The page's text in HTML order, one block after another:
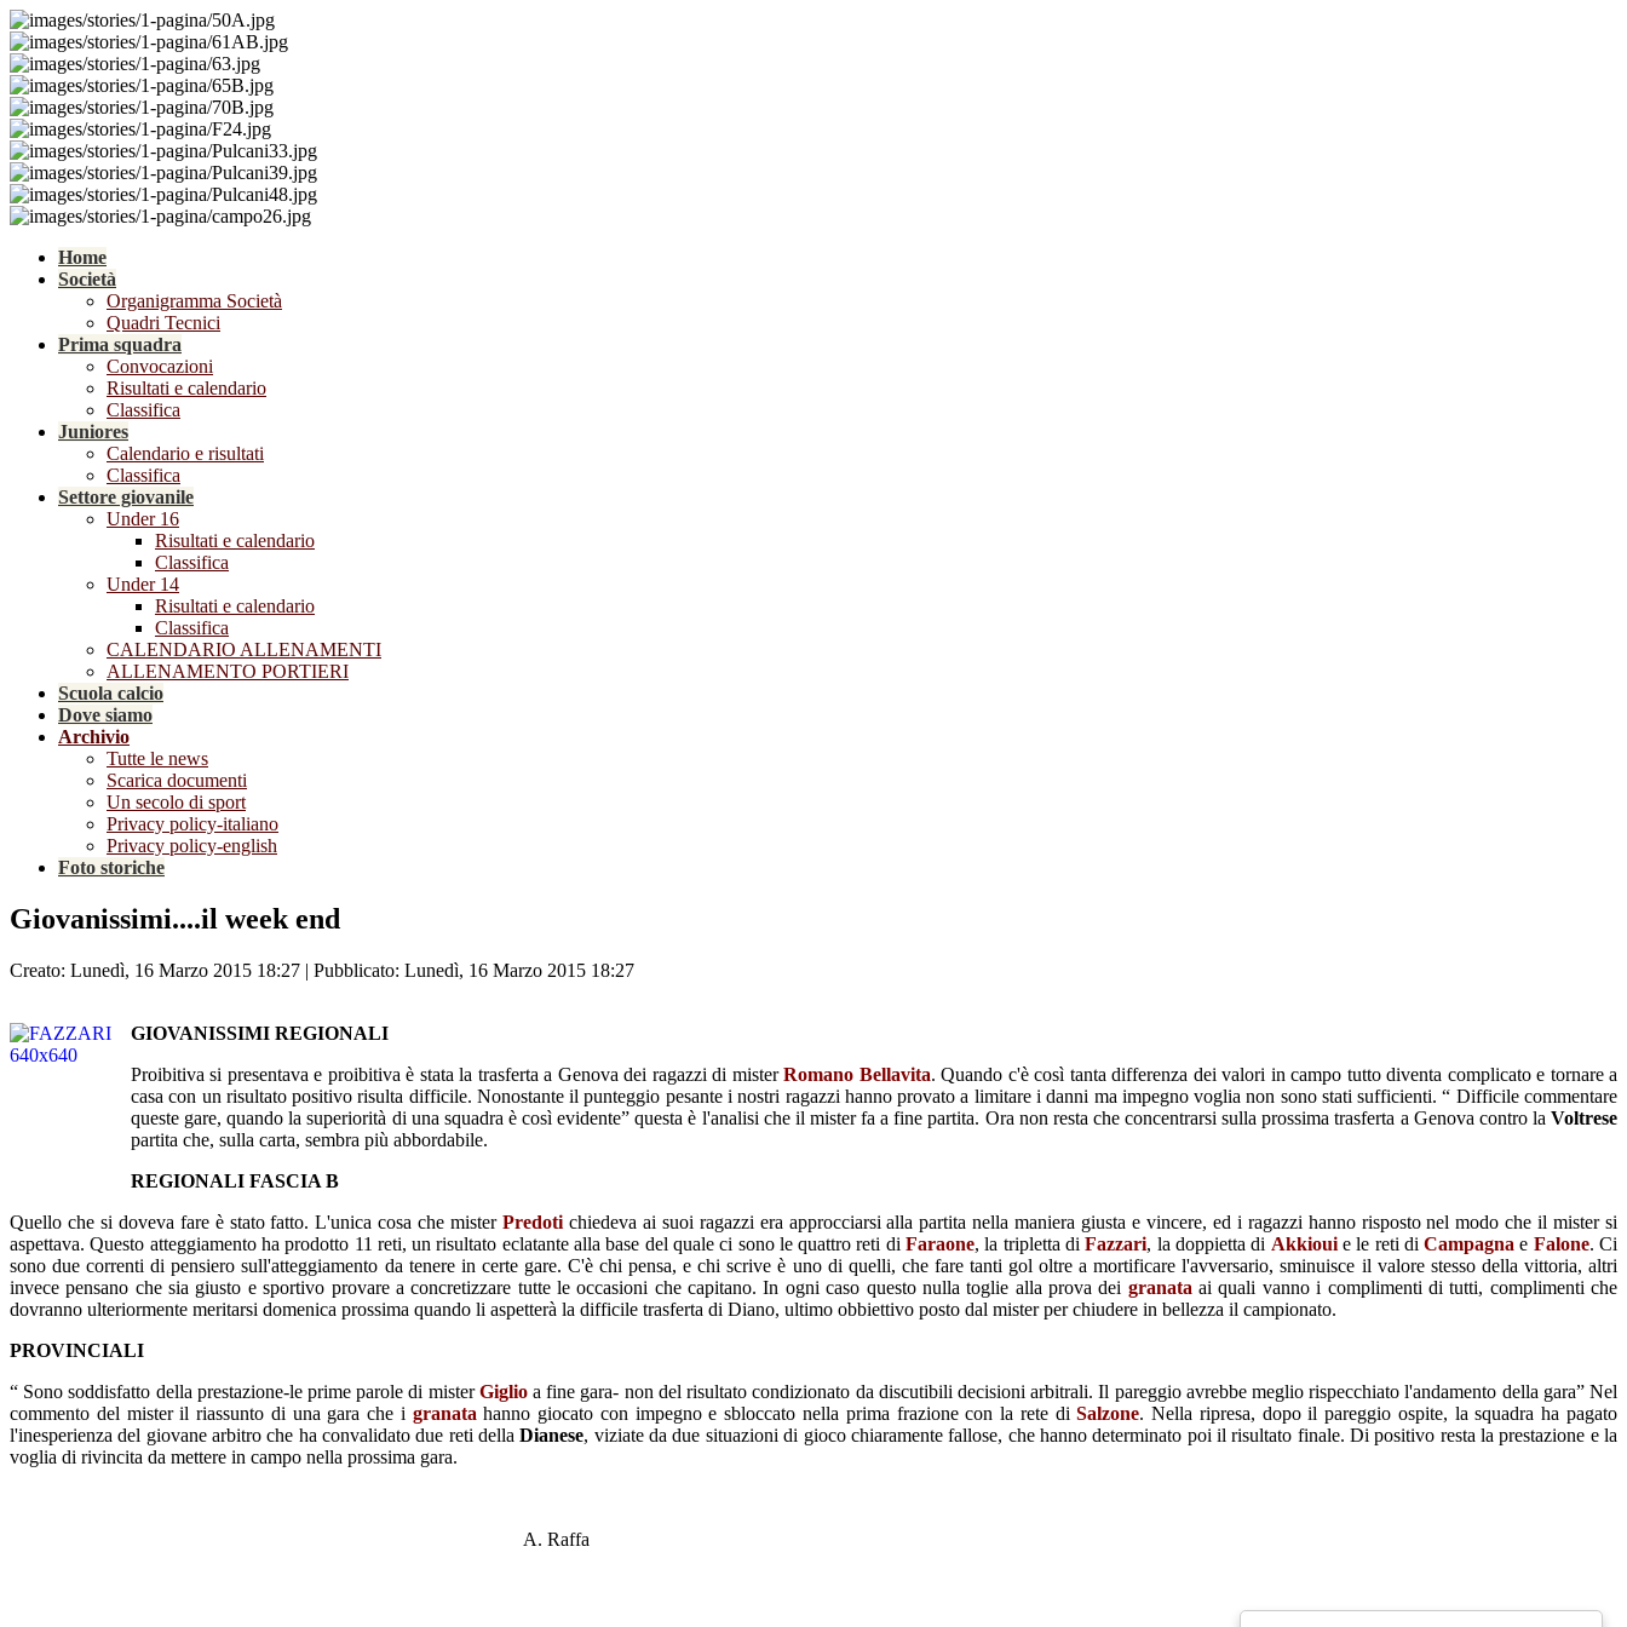
Home
Società
Organigramma Società
Quadri Tecnici
Prima squadra
Convocazioni
Risultati e calendario
Classifica
Juniores
Calendario e risultati
Classifica
Settore giovanile
Under 16
Risultati e calendario
Classifica
Under 14
Risultati e calendario
Classifica
CALENDARIO ALLENAMENTI
ALLENAMENTO PORTIERI
Scuola calcio
Dove siamo
Archivio
Tutte le news
Scarica documenti
Un secolo di sport
Privacy policy-italiano
Privacy policy-english
Foto storiche
Giovanissimi....il week end
Creato: Lunedì, 16 Marzo 2015 18:27 | Pubblicato: Lunedì, 16 Marzo 2015 18:27
GIOVANISSIMI REGIONALI
Proibitiva si presentava e proibitiva è stata la trasferta a Genova dei ragazzi di misterRomano Bellavita. Quando c'è così tanta differenza dei valori in campo tutto diventa complicato e tornare a
casa con un risultato positivo risulta difficile. Nonostante il punteggio pesante i nostri ragazzi hanno provato a limitare i danni ma impegno voglia non sono stati sufficienti. “ Difficile commentare
queste gare, quando la superiorità di una squadra è così evidente” questa è l'analisi che il mister fa a fine partita. Ora non resta che concentrarsi sulla prossima trasferta a Genova contro la Voltrese
partita che, sulla carta, sembra più abbordabile.
REGIONALI FASCIA B
Quello che si doveva fare è stato fatto. L'unica cosa che mister Predoti chiedeva ai suoi ragazzi era approcciarsi alla partita nella maniera giusta e vincere, ed i ragazzi hanno risposto nel modo che il mister si
aspettava. Questo atteggiamento ha prodotto 11 reti, un risultato eclatante alla base del quale ci sono le quattro reti diFaraone, la tripletta diFazzari, la doppietta di Akkiouie le reti diCampagnae Falone. Ci
sono due correnti di pensiero sull'atteggiamento da tenere in certe gare. C'è chi pensa, e chi scrive è uno di quelli, che fare tanti gol oltre a mortificare l'avversario, sminuisce il valore stesso della vittoria, altri
invece pensano che sia giusto e sportivo provare a concretizzare tutte le occasioni che capitano. In ogni caso questo nulla toglie alla prova dei granata ai quali vanno i complimenti di tutti, complimenti che
dovranno ulteriormente meritarsi domenica prossima quando li aspetterà la difficile trasferta di Diano, ultimo obbiettivo posto dal mister per chiudere in bellezza il campionato.
PROVINCIALI
“ Sono soddisfatto della prestazione-le prime parole di misterGiglioa fine gara- non del risultato condizionato da discutibili decisioni arbitrali. Il pareggio avrebbe meglio rispecchiato l'andamento della gara” Nel
commento del mister il riassunto di una gara che i granatahanno giocato con impegno e sbloccato nella prima frazione con la rete diSalzone. Nella ripresa, dopo il pareggio ospite, la squadra ha pagato
l'inesperienza del giovane arbitro che ha convalidato due reti dellaDianese, viziate da due situazioni di gioco chiaramente fallose, che hanno determinato poi il risultato finale. Di positivo resta la prestazione e la
voglia di rivincita da mettere in campo nella prossima gara.
A. Raffa